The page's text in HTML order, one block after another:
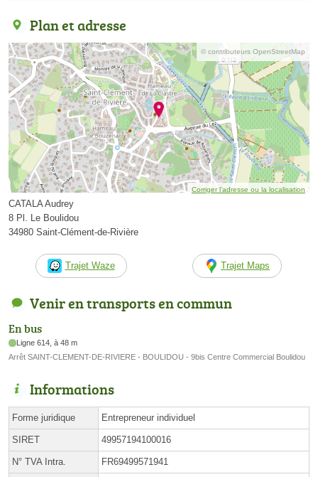
Plan et adresse
© contributeurs OpenStreetMap
Corriger l’adresse ou la localisation
CATALA Audrey
8 Pl. Le Boulidou
34980 Saint-Clément-de-Rivière
Trajet Waze Trajet Maps
Venir en transports en commun
En bus
Ligne 614, à 48 m
Arrêt SAINT-CLEMENT-DE-RIVIERE - BOULIDOU - 9bis Centre Commercial Boulidou
Informations
Forme juridique Entrepreneur individuel
SIRET 49957194100016
N° TVA Intra. FR69499571941